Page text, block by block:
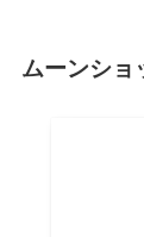
ムーンショ